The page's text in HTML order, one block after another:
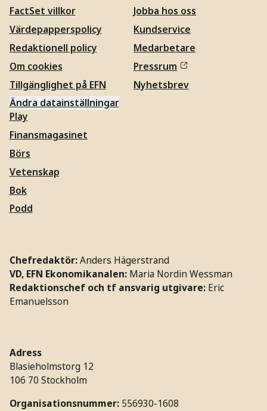
FactSet villkor
Värdepapperspolicy
Redaktionell policy
Om cookies
Tillgänglighet på EFN
Ändra datainställningar
Jobba hos oss
Kundservice
Medarbetare
Pressrum
Nyhetsbrev
Play
Finansmagasinet
Börs
Vetenskap
Bok
Podd
Chefredaktör:Anders Hägerstrand
VD, EFN Ekonomikanalen: Maria Nordin Wessman
Redaktionschef och tf ansvarig utgivare: Eric
Emanuelsson
Adress
Blasieholmstorg 12
106 70 Stockholm
Organisationsnummer: 556930-1608